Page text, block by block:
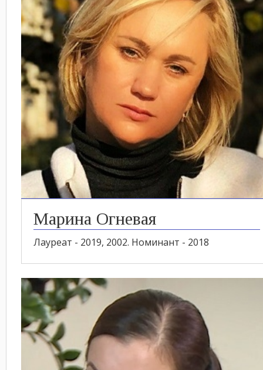
Марина Огневая
Лауреат - 2019, 2002. Номинант - 2018